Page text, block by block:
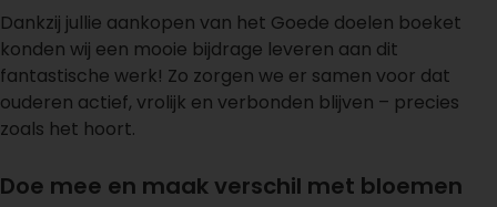
Dankzij jullie aankopen van het Goede doelen boeket
konden wij een mooie bijdrage leveren aan dit
fantastische werk! Zo zorgen we er samen voor dat
ouderen actief, vrolijk en verbonden blijven – precies
zoals het hoort.
Doe mee en maak verschil met bloemen